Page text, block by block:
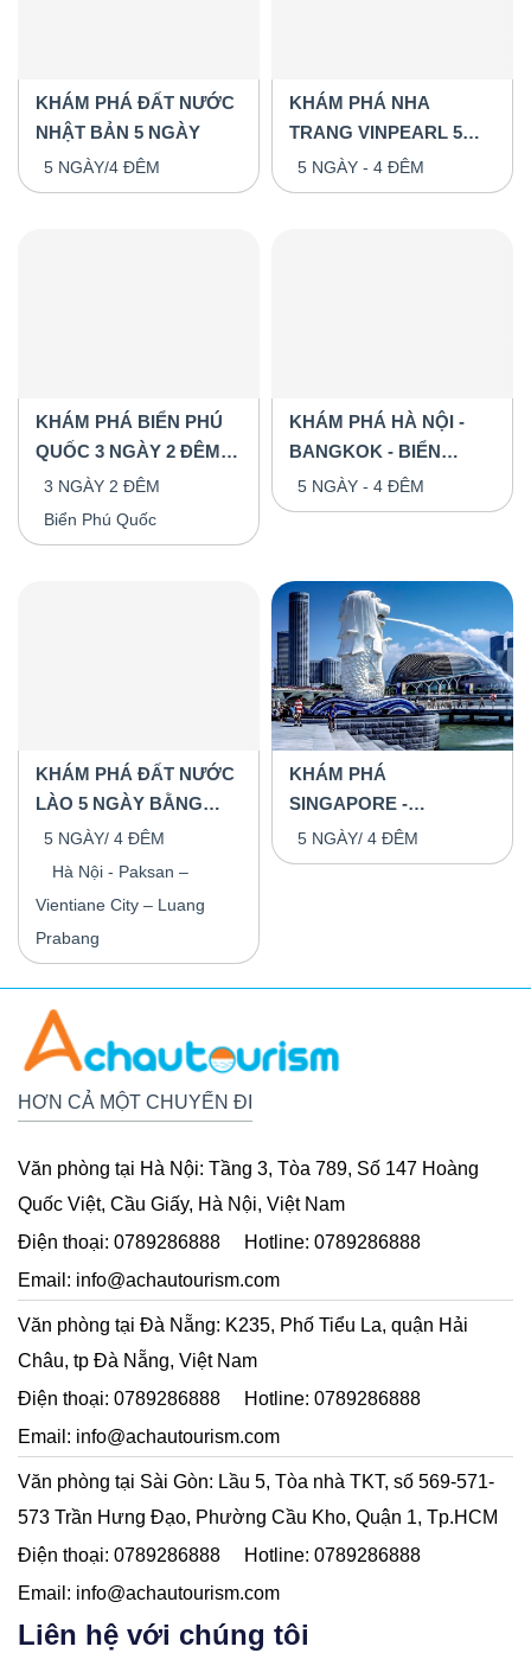
KHÁM PHÁ ĐẤT NƯỚC
NHẬT BẢN 5 NGÀY
5 NGÀY/4 ĐÊM
KHÁM PHÁ NHA
TRANG VINPEARL 5
NGÀY 4 ĐÊM
5 NGÀY - 4 ĐÊM
KHÁM PHÁ BIỂN PHÚ
QUỐC 3 NGÀY 2 ĐÊM
BAY VIỆTJET AIR
3 NGÀY 2 ĐÊM
Biển Phú Quốc
KHÁM PHÁ HÀ NỘI -
BANGKOK - BIỂN
PATTAYA 5 NGÀY 4
ĐÊM
5 NGÀY - 4 ĐÊM
KHÁM PHÁ ĐẤT NƯỚC
LÀO 5 NGÀY BẰNG
ĐƯỜNG BỘ
5 NGÀY/ 4 ĐÊM
Hà Nội - Paksan –
Vientiane City – Luang
Prabang
KHÁM PHÁ
SINGAPORE -
MALAYSIA 5 NGÀY/4
ĐÊM
5 NGÀY/ 4 ĐÊM
HƠN CẢ MỘT CHUYẾN ĐI
Văn phòng tại Hà Nội: Tầng 3, Tòa 789, Số 147 Hoàng
Quốc Việt, Cầu Giấy, Hà Nội, Việt Nam
Điện thoại: 0789286888 Hotline: 0789286888
Email: info@achautourism.com
Văn phòng tại Đà Nẵng: K235, Phố Tiểu La, quận Hải
Châu, tp Đà Nẵng, Việt Nam
Điện thoại: 0789286888 Hotline: 0789286888
Email: info@achautourism.com
Văn phòng tại Sài Gòn: Lầu 5, Tòa nhà TKT, số 569-571-
573 Trần Hưng Đạo, Phường Cầu Kho, Quận 1, Tp.HCM
Điện thoại: 0789286888 Hotline: 0789286888
Email: info@achautourism.com
Liên hệ với chúng tôi